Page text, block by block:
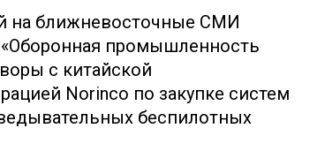
на ближневосточные СМИ
промышленность
с китайской
Norinco по закупке систем
беспилотных